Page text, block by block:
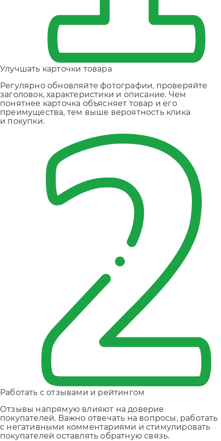
Улучшать карточки товара
Регулярно обновляйте фотографии, проверяйте
заголовок, характеристики и описание. Чем
понятнее карточка объясняет товар и его
преимущества, тем выше вероятность клика
и покупки.
Работать с отзывами и рейтингом
Отзывы напрямую влияют на доверие
покупателей. Важно отвечать на вопросы, работать
с негативными комментариями и стимулировать
покупателей оставлять обратную связь.